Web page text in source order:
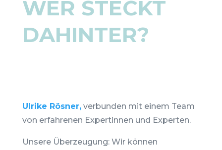
WER STECKT
DAHINTER?
Ulrike Rösner,verbunden mit einem Team
von erfahrenen Expertinnen und Experten.
Unsere Überzeugung: Wir können